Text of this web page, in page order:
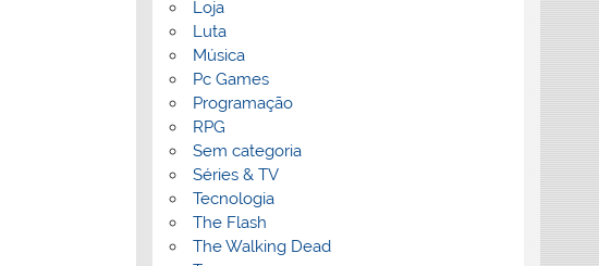
Loja
Luta
Música
Pc Games
Programação
RPG
Sem categoria
Séries & TV
Tecnologia
The Flash
The Walking Dead